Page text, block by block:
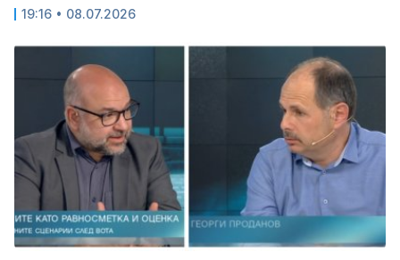
19:16 • 08.07.2026